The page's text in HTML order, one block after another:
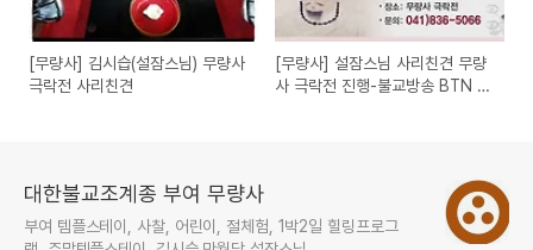
[무량사] 김시습(설잠스님) 무량사
극락전 사리친견
[무량사] 설잠스님 사리친견 무량
사 극락전 진행-불교방송 BTN 보
대한불교조계종 부여 무량사
부여 템플스테이, 사찰, 어린이, 절체험, 1박2일 힐링프로그